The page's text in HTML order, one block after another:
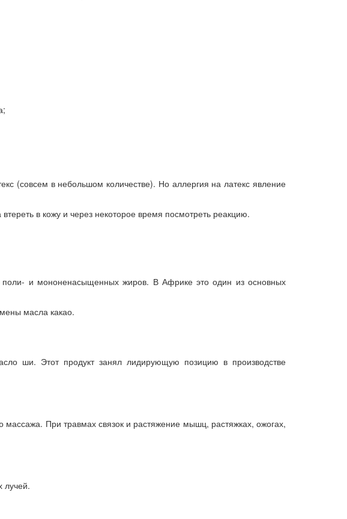
(совсем в небольшом количестве). Но аллергия на латекс явление
в кожу и через некоторое время посмотреть реакцию.
поли- и мононенасыщенных жиров. В Африке это один из основных
масла какао.
ши. Этот продукт занял лидирующую позицию в производстве
При травмах связок и растяжение мышц, растяжках, ожогах,
лучей.